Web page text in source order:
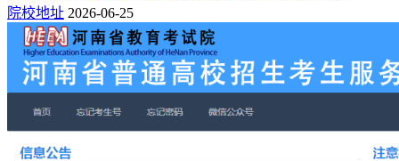
院校地址 2026-06-25